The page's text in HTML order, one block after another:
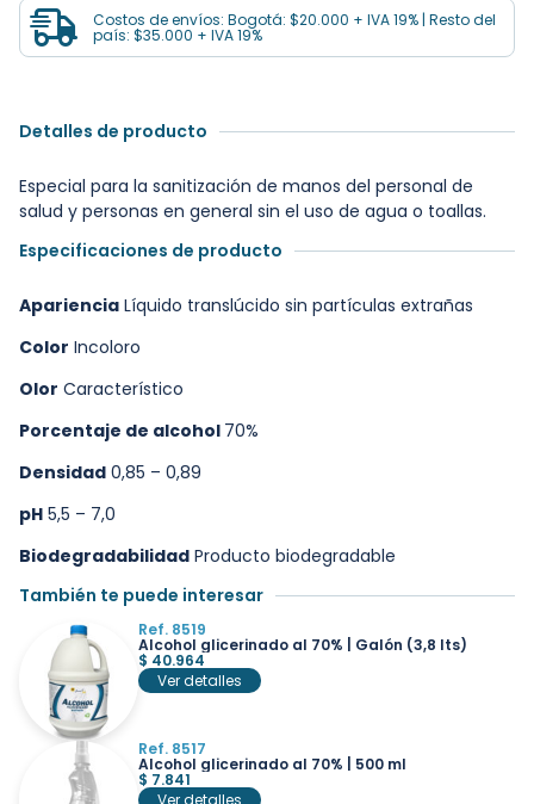
Costos de envíos: Bogotá: $20.000 + IVA 19% | Resto del
país: $35.000 + IVA 19%
Detalles de producto
Especial para la sanitización de manos del personal de
salud y personas en general sin el uso de agua o toallas.
Especificaciones de producto
Apariencia Líquido translúcido sin partículas extrañas
Color Incoloro
Olor Característico
Porcentaje de alcohol 70%
Densidad 0,85 – 0,89
pH 5,5 – 7,0
Biodegradabilidad Producto biodegradable
También te puede interesar
Ref. 8519
Alcohol glicerinado al 70% | Galón (3,8 lts)
$ 40.964
Ver detalles
Ref. 8517
Alcohol glicerinado al 70% | 500 ml
$ 7.841